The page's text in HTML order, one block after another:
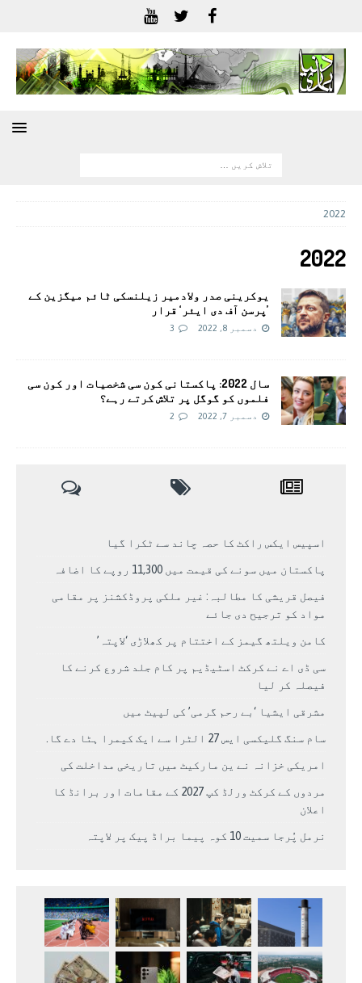
2022
2022
یوکرینی صدر ولادمیر زیلنسکی ٹائم میگزین کے
’پرسن آف دی ایئر‘ قرار
دسمبر 8, 2022 3
سال 2022: پاکستانی کون سی شخصیات اور کون سی
فلموں کو گوگل پر تلاش کرتے رہے؟
دسمبر 7, 2022 2
اسپیس ایکس راکٹ کا حصہ چاند سے ٹکرا گیا
پاکستان میں سونے کی قیمت میں 11,300 روپے کا اضافہ
فیصل قریشی کا مطالبہ: غیر ملکی پروڈکشنز پر مقامی
مواد کو ترجیح دی جائے
کامن ویلتھ گیمز کے اختتام پر کھلاڑی ‘لاپتہ’
سی ڈی اے نے کرکٹ اسٹیڈیم پر کام جلد شروع کرنے کا
فیصلہ کر لیا
مشرقی ایشیا ‘بے رحم گرمی’ کی لپیٹ میں
سام سنگ گلیکسی ایس 27 الٹرا سے ایک کیمرا ہٹا دے گا.
امریکی خزانہ نے ین مارکیٹ میں تاریخی مداخلت کی
مردوں کے کرکٹ ورلڈ کپ 2027 کے مقامات اور برانڈ کا
اعلان
نرمل پُرجا سمیت 10 کوہ پیما براڈ پیک پر لاپتہ